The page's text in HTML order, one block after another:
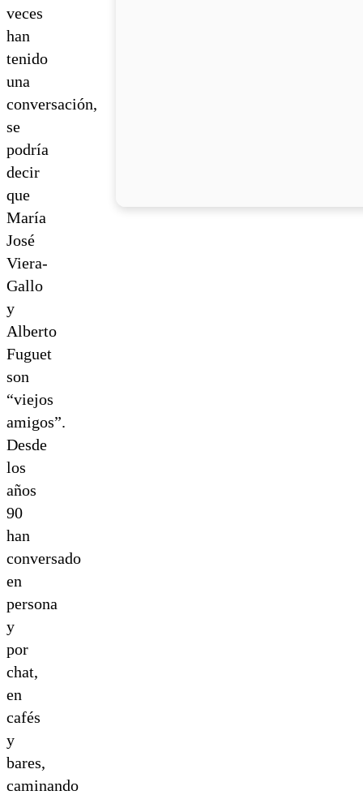
veces
han
tenido
una
conversación,
se
podría
decir
que
María
José
Viera-
Gallo
y
Alberto
Fuguet
son
“viejos
amigos”.
Desde
los
años
90
han
conversado
en
persona
y
por
chat,
en
cafés
y
bares,
caminando